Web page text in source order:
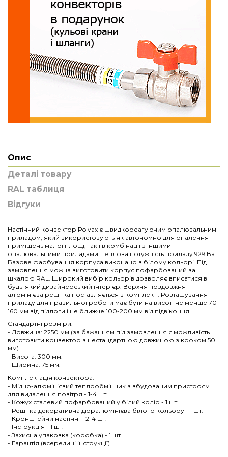
Опис
Деталі товару
RAL таблиця
Відгуки
Настінний конвектор Polvax є швидкореагуючим опалювальним
приладом, який використовують як автономно для опалення
приміщень малої площі, так і в комбінації з іншими
опалювальними приладами. Теплова потужність приладу 929 Ват.
Базове фарбування корпуса виконано в білому кольорі. Під
замовлення можна виготовити корпус пофарбований за
шкалою RAL. Широкий вибір кольорів дозволяє вписатися в
будь-який дизайнерський інтер'єр. Верхня поздовжня
алюмінієва решітка поставляється в комплекті. Розташування
приладу для правильної роботи має бути на висоті не менше 70-
160 мм від підлоги і не ближче 100-200 мм від підвіконня.
Стандартні розміри:
- Довжина: 2250 мм (за бажанням під замовлення є можливість
виготовити конвектор з нестандартною довжиною з кроком 50
мм).
- Висота: 300 мм.
- Ширина: 75 мм.
Комплектація конвектора:
- Мідно-алюмінієвий теплообмінник з вбудованим пристроєм
для видалення повітря - 1-4 шт.
- Кожух сталевий пофарбований у білий колір - 1 шт.
- Решітка декоративна дюралюмінієва білого кольору - 1 шт.
- Кронштейни настінні - 2-4 шт.
- Інструкція - 1 шт.
- Захисна упаковка (коробка) - 1 шт.
- Гарантія (всередині інструкції).